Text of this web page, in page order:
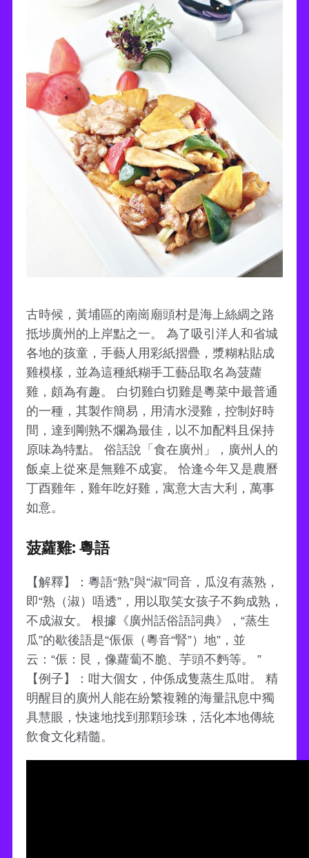
古時候，黃埔區的南崗廟頭村是海上絲綢之路
抵埗廣州的上岸點之一。 為了吸引洋人和省城
各地的孩童，手藝人用彩紙摺疊，漿糊粘貼成
雞模樣，並為這種紙糊手工藝品取名為菠蘿
雞，頗為有趣。 白切雞白切雞是粵菜中最普通
的一種，其製作簡易，用清水浸雞，控制好時
間，達到剛熟不爛為最佳，以不加配料且保持
原味為特點。 俗話說「食在廣州」，廣州人的
飯桌上從來是無雞不成宴。 恰逢今年又是農曆
丁酉雞年，雞年吃好雞，寓意大吉大利，萬事
如意。
菠蘿雞: 粵語
【解釋】：粵語“熟”與“淑”同音，瓜沒有蒸熟，
即“熟（淑）唔透”，用以取笑女孩子不夠成熟，
不成淑女。 根據《廣州話俗語詞典》，“蒸生
瓜”的歇後語是“侲侲（粵音“腎”）地”，並
云：“侲：艮，像蘿蔔不脆、芋頭不麪等。 ”
【例子】：咁大個女，仲係成隻蒸生瓜咁。 精
明醒目的廣州人能在紛繁複雜的海量訊息中獨
具慧眼，快速地找到那顆珍珠，活化本地傳統
飲食文化精髓。